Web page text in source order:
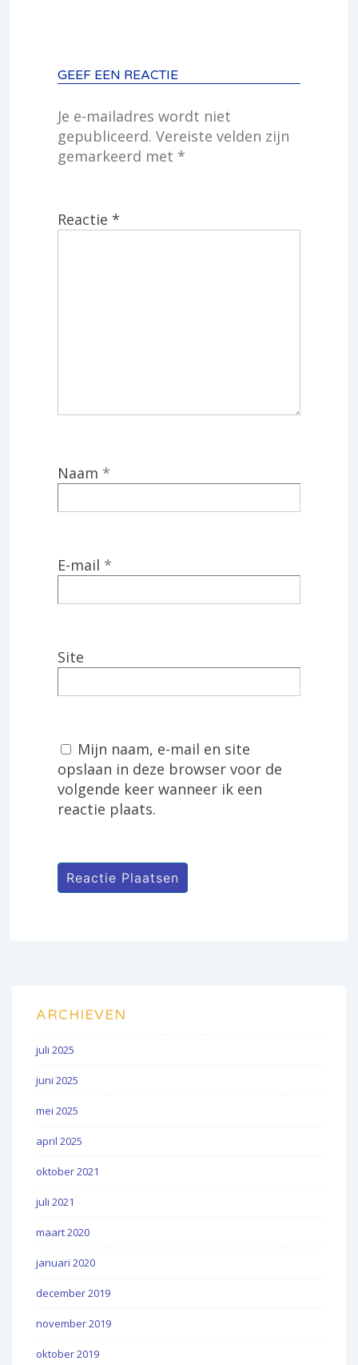
GEEF EEN REACTIE
Je e-mailadres wordt niet
gepubliceerd. Vereiste velden zijn
gemarkeerd met *
Reactie *
Naam *
E-mail *
Site
Mijn naam, e-mail en site
opslaan in deze browser voor de
volgende keer wanneer ik een
reactie plaats.
ARCHIEVEN
juli 2025
juni 2025
mei 2025
april 2025
oktober 2021
juli 2021
maart 2020
januari 2020
december 2019
november 2019
oktober 2019